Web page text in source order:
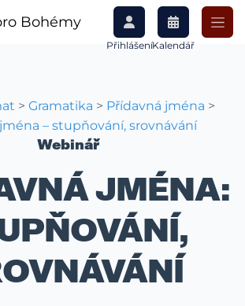
PřihlášeníKalendář
> Gramatika > Přídavná jména >
– stupňování, srovnávání
Webinář
JMÉNA: